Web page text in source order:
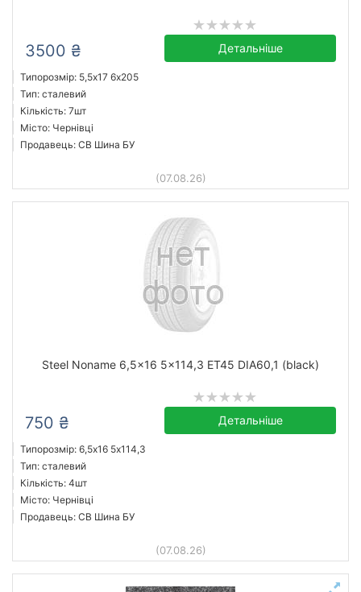
3500 ₴ Детальніше
Типорозмір: 5,5x17 6х205
Тип: сталевий
Кількість: 7шт
Місто: Чернівці
Продавець: СВ Шина БУ
(07.08.26)
Steel Noname 6,5x16 5x114,3 ET45 DIA60,1 (black)
750 ₴ Детальніше
Типорозмір: 6,5x16 5х114,3
Тип: сталевий
Кількість: 4шт
Місто: Чернівці
Продавець: СВ Шина БУ
(07.08.26)